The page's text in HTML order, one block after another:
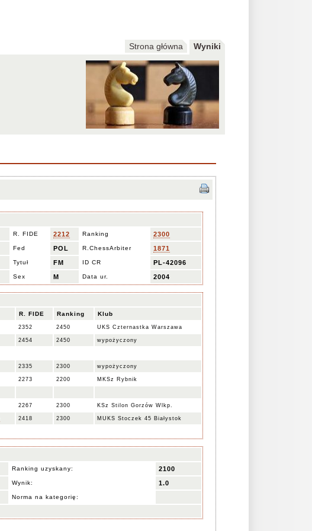
Strona główna Wyniki
R. FIDE 2212 Ranking 2300
Fed POL R.ChessArbiter 1871
Tytuł FM ID CR PL-42096
Sex M Data ur. 2004
R. FIDE Ranking Klub
2352 2450 UKS Czternastka Warszawa
2454 2450 wypożyczony
2335 2300 wypożyczony
2273 2200 MKSz Rybnik
2267 2300 KSz Stilon Gorzów Wlkp.
2418 2300 MUKS Stoczek 45 Białystok
Ranking uzyskany: 2100
Wynik: 1.0
Norma na kategorię: